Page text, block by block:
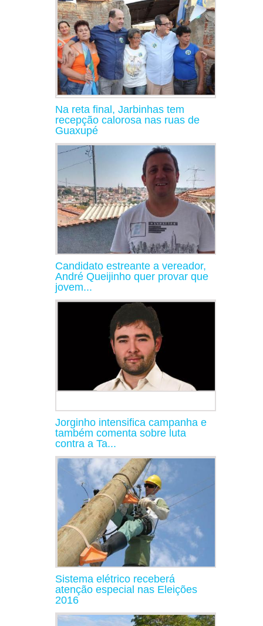
Na reta final, Jarbinhas tem
recepção calorosa nas ruas de
Guaxupé
Candidato estreante a vereador,
André Queijinho quer provar que
jovem...
Jorginho intensifica campanha e
também comenta sobre luta
contra a Ta...
Sistema elétrico receberá
atenção especial nas Eleições
2016